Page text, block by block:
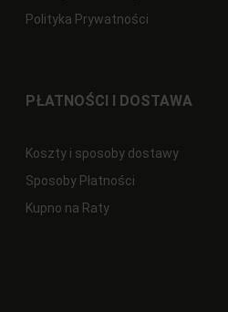
Polityka Prywatności
PŁATNOŚCI I DOSTAWA
Koszty i sposoby dostawy
Sposoby Płatności
Kupno na Raty